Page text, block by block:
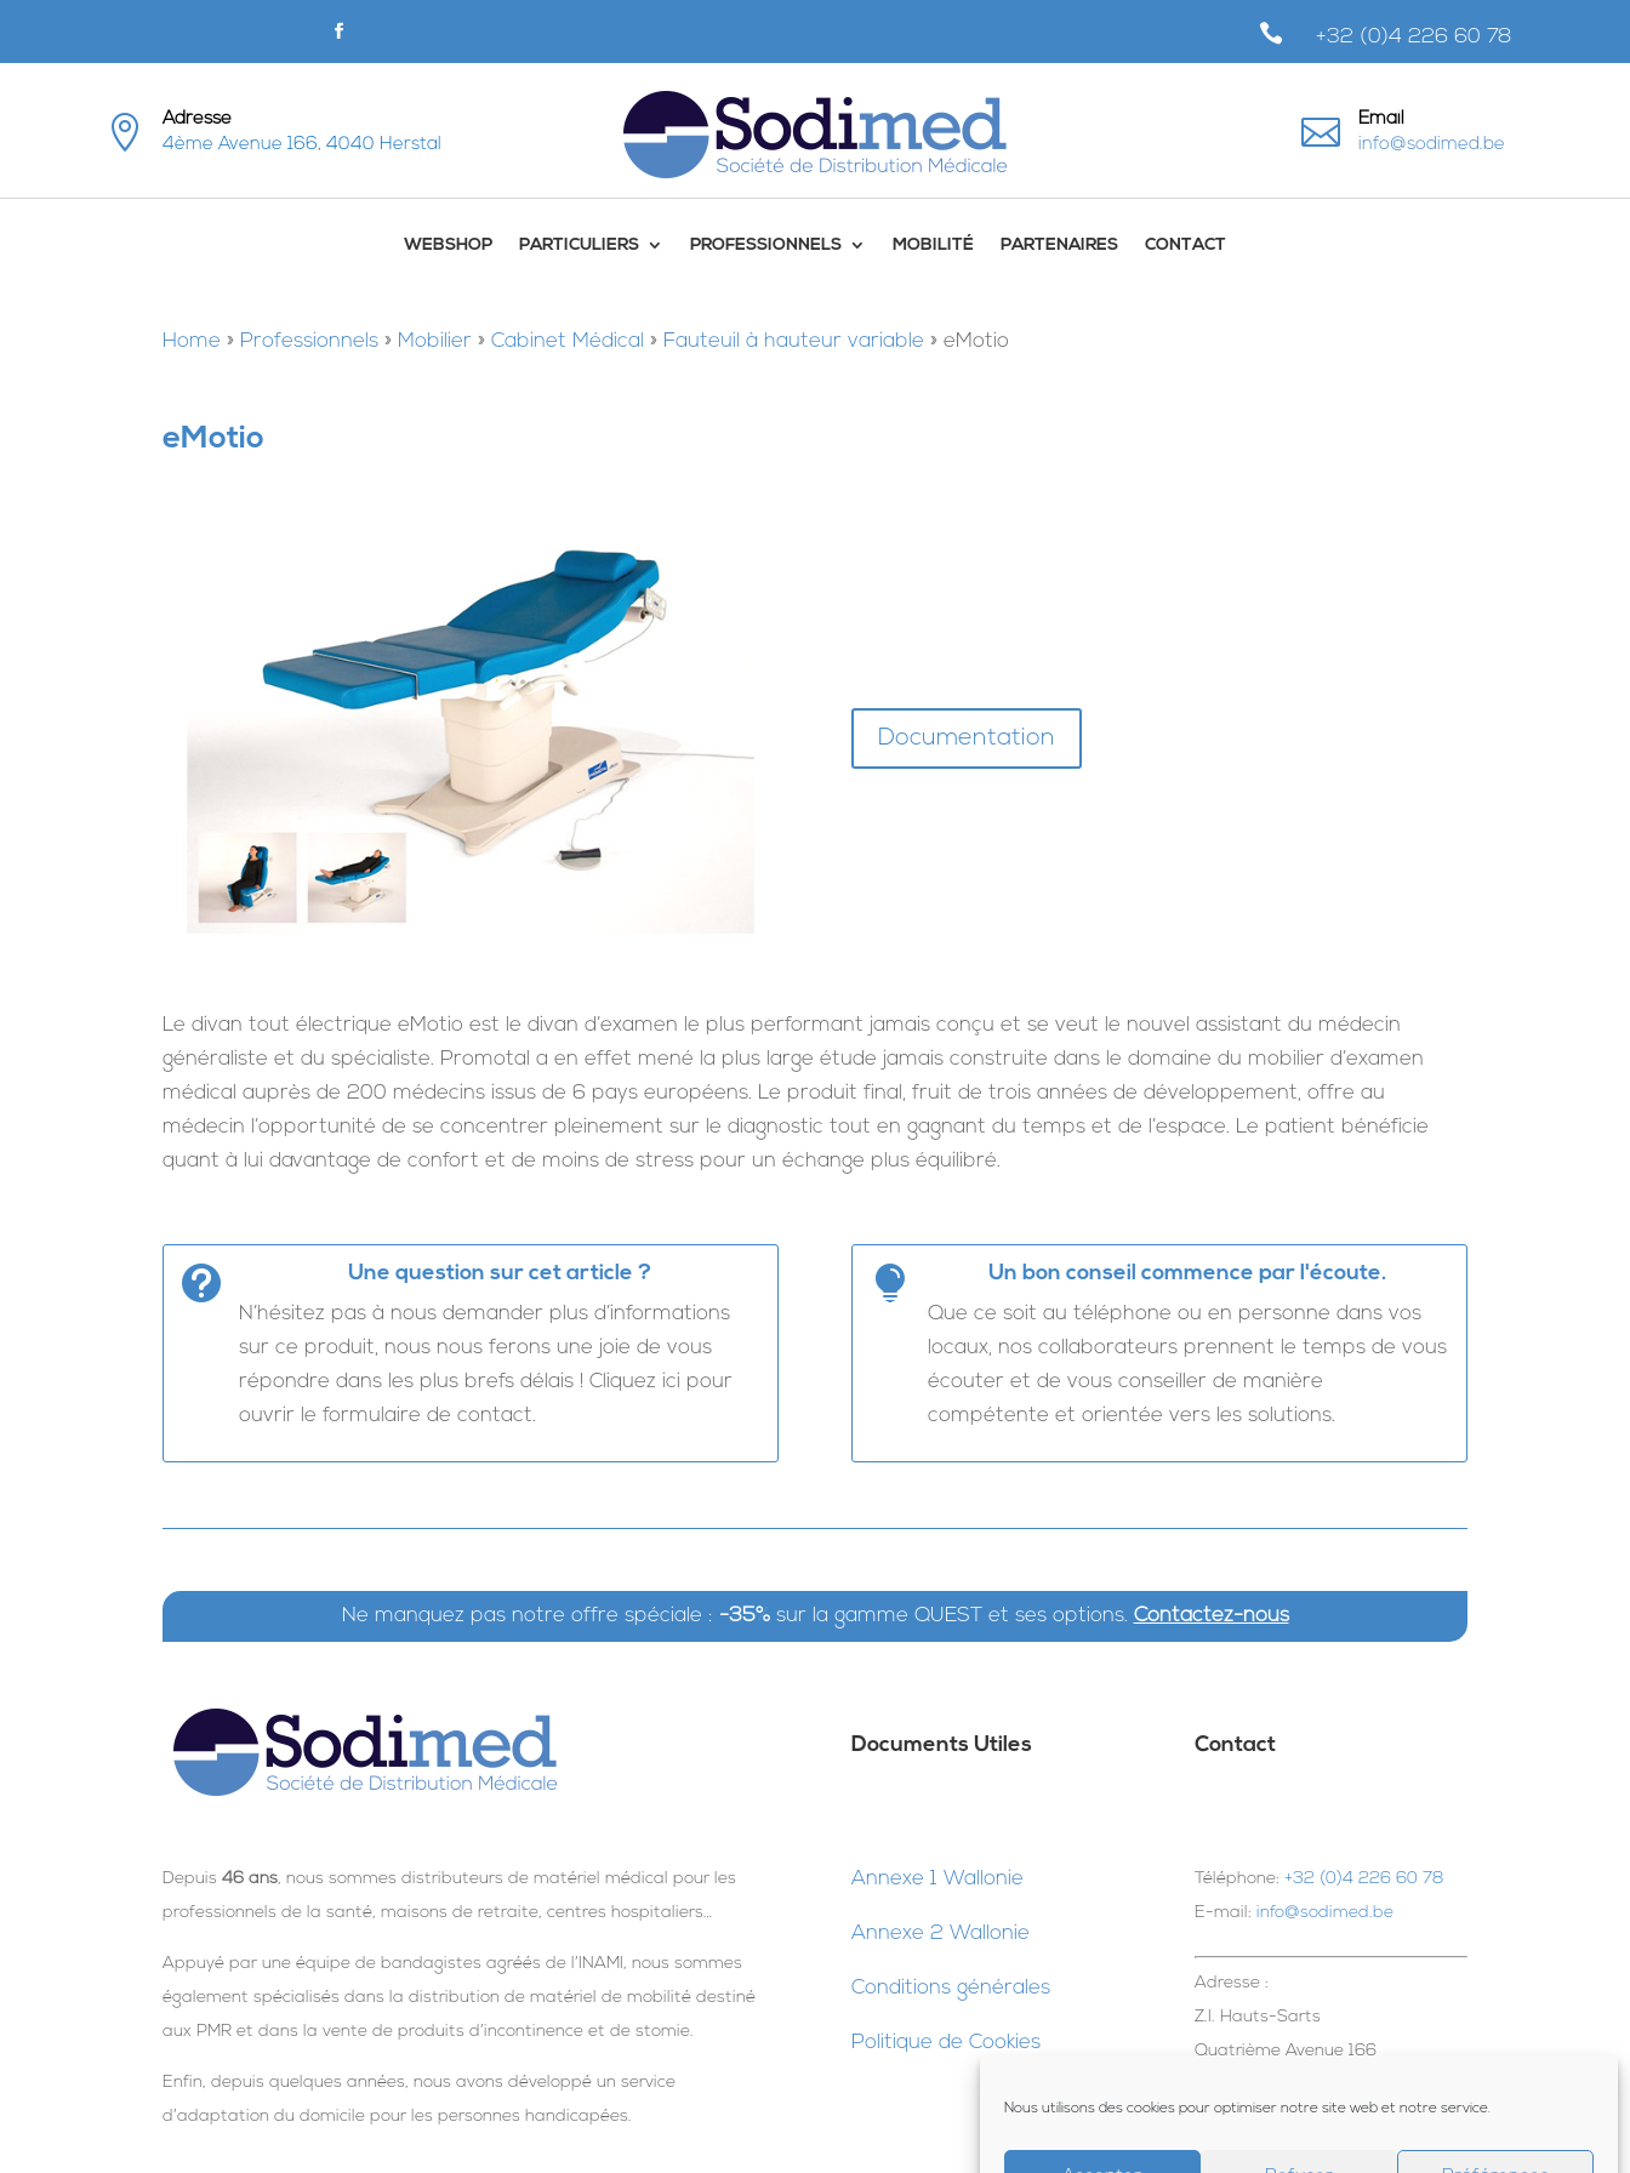
Nous utilisons des cookies pour optimiser notre site web et notre service.
 +32 (0)4 226 60 78

Adresse
4ème Avenue 166, 4040 Herstal

Email
info@sodimed.be
WEBSHOP PARTICULIERS PROFESSIONNELS MOBILITÉ PARTENAIRES CONTACT
Home » Professionnels » Mobilier »Cabinet Médical » Fauteuil à hauteur variable »eMotio
eMotio
Documentation
Le divan tout électrique eMotio est le divan d’examen le plus performant jamais conçu et se veut le nouvel assistant du médecin
généraliste et du spécialiste. Promotal a en effet mené la plus large étude jamais construite dans le domaine du mobilier d’examen
médical auprès de 200 médecins issus de 6 pays européens. Le produit final, fruit de trois années de développement, offre au
médecin l’opportunité de se concentrer pleinement sur le diagnostic tout en gagnant du temps et de l’espace. Le patient bénéficie
quant à lui davantage de confort et de moins de stress pour un échange plus équilibré.
 Une question sur cet article ?
N’hésitez pas à nous demander plus d’informations
sur ce produit, nous nous ferons une joie de vous
répondre dans les plus brefs délais ! Cliquez ici pour
ouvrir le formulaire de contact.
 Un bon conseil commence par l'écoute.
Que ce soit au téléphone ou en personne dans vos
locaux, nos collaborateurs prennent le temps de vous
écouter et de vous conseiller de manière
compétente et orientée vers les solutions.
Ne manquez pas notre offre spéciale : -35%sur la gamme QUEST et ses options. Contactez-nous
Documents Utiles Contact
Depuis46 ans, nous sommes distributeurs de matériel médical pour les
professionnels de la santé, maisons de retraite, centres hospitaliers…
Appuyé par une équipe de bandagistes agréés de l’INAMI, nous sommes
également spécialisés dans la distribution de matériel de mobilité destiné
aux PMR et dans la vente de produits d’incontinence et de stomie.
Enfin, depuis quelques années, nous avons développé un service
d’adaptation du domicile pour les personnes handicapées.
Annexe 1 Wallonie
Annexe 2 Wallonie
Conditions générales
Politique de Cookies
Téléphone:+32 (0)4 226 60 78
E-mail:info@sodimed.be
Adresse :
Z.I. Hauts-Sarts
Quatrième Avenue 166